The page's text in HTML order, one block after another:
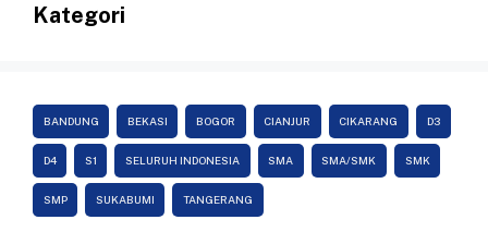
Kategori
BANDUNG BEKASI BOGOR CIANJUR CIKARANG D3
D4 S1 SELURUH INDONESIA SMA SMA/SMK SMK
SMP SUKABUMI TANGERANG